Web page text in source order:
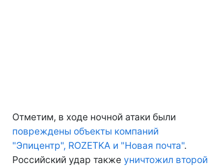
Отметим, в ходе ночной атаки были
повреждены объекты компаний
"Эпицентр", ROZETKA и "Новая почта".
Российский удар также уничтожил второй